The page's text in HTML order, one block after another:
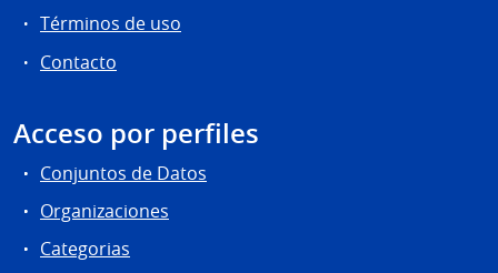
Términos de uso
Contacto
Acceso por perfiles
Conjuntos de Datos
Organizaciones
Categorias